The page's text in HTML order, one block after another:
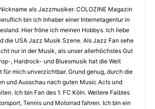
als Jazzmusiker. COLOZINE Magazin
bin ich Inhaber einer Internetagentur in
Hier fröne ich meinen Hobbys. Ich liebe
die USA Jazz Musik Szene. Als Jazz Fan sehe
nur in der Musik, als unser allerhöchstes Gut
, Hardrock- und Bluesmusik hat die Welt
für mich unverzichtbar. Grund genug, durch die
und Ausschau nach guten Music Acts und
Ich bin Fan des 1. FC Köln. Weitere Faibles
Tennis und Motorrad fahren. Ich bin ein